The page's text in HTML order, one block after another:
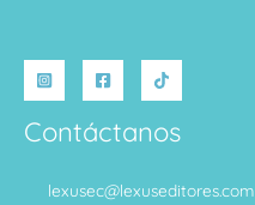
Contáctanos
lexusec@lexuseditores.com